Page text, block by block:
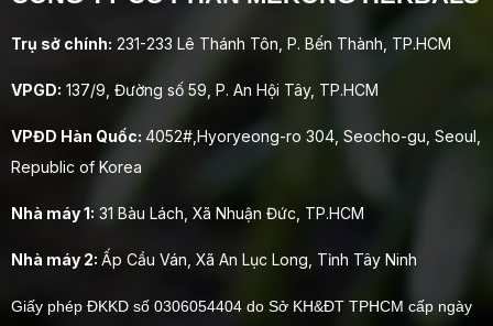
Trụ sở chính: 231-233 Lê Thánh Tôn, P. Bến Thành, TP.HCM
VPGD: 137/9, Đường số 59, P. An Hội Tây, TP.HCM
VPĐD Hàn Quốc: 4052#,Hyoryeong-ro 304, Seocho-gu, Seoul,
Republic of Korea
Nhà máy 1: 31 Bàu Lách, Xã Nhuận Đức, TP.HCM
Nhà máy 2: Ấp Cầu Ván, Xã An Lục Long, Tỉnh Tây Ninh
Giấy phép ĐKKD số 0306054404 do Sở KH&ĐT TPHCM cấp ngày